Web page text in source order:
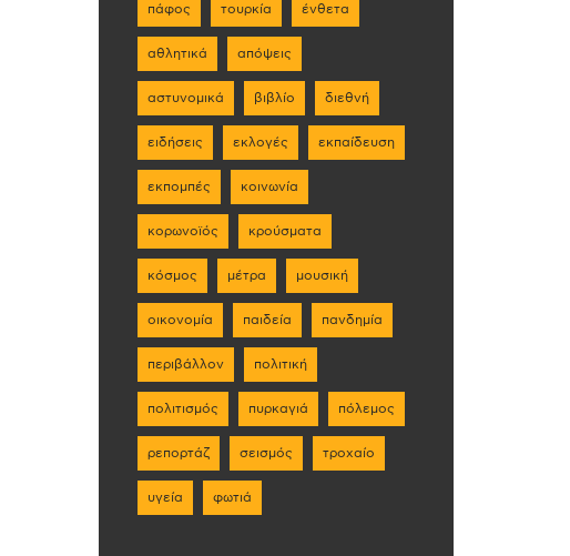
πάφος τουρκία ένθετα
αθλητικά απόψεις
αστυνομικά βιβλίο διεθνή
ειδήσεις εκλογές εκπαίδευση
εκπομπές κοινωνία
κορωνοϊός κρούσματα
κόσμος μέτρα μουσική
οικονομία παιδεία πανδημία
περιβάλλον πολιτική
πολιτισμός πυρκαγιά πόλεμος
ρεπορτάζ σεισμός τροχαίο
υγεία φωτιά